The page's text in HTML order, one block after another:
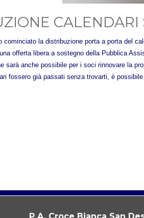
CALENDARI
cominciato la distribuzione porta a porta del
offerta libera a sostegno della Pubblica
sarà anche possibile per i soci rinnovare la
fossero già passati senza trovarti, è
P.A. Croce Bianca San